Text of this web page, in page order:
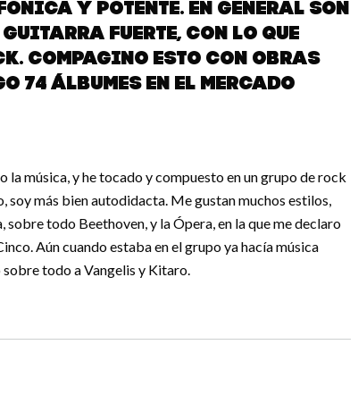
y potente. En general son
guitarra fuerte, con lo que
Compagino esto con obras
74 álbumes en el mercado
música, y he tocado y compuesto en un grupo de rock
soy más bien autodidacta. Me gustan muchos estilos,
todo Beethoven, y la Ópera, en la que me declaro
Aún cuando estaba en el grupo ya hacía música
sobre todo a Vangelis y Kitaro.